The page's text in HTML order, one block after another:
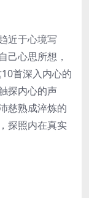
近于心境写
己心思所想，
首深入内心的
探内心的声
慈熟成淬炼的
探照内在真实